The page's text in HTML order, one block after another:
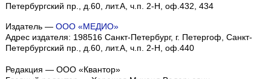
Петербургский пр., д.60, лит.А, ч.п. 2-Н, оф.432, 434
Издатель — ООО «МЕДИО»
Адрес издателя: 198516 Санкт-Петербург, г. Петергоф, Санкт-
Петербургский пр., д.60, лит.А, ч.п. 2-Н, оф.440
Редакция — ООО «Квантор»